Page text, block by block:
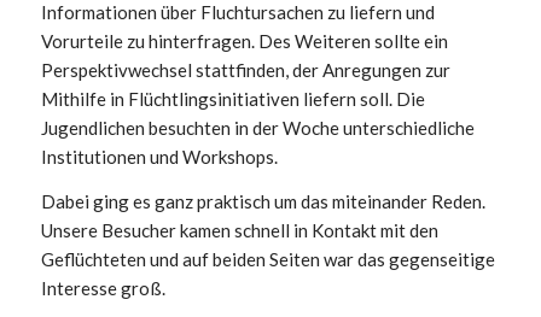
Informationen über Fluchtursachen zu liefern und
Vorurteile zu hinterfragen. Des Weiteren sollte ein
Perspektivwechsel stattfinden, der Anregungen zur
Mithilfe in Flüchtlingsinitiativen liefern soll. Die
Jugendlichen besuchten in der Woche unterschiedliche
Institutionen und Workshops.
Dabei ging es ganz praktisch um das miteinander Reden.
Unsere Besucher kamen schnell in Kontakt mit den
Geflüchteten und auf beiden Seiten war das gegenseitige
Interesse groß.